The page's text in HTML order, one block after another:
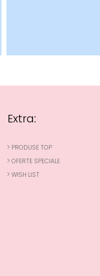
Extra:
PRODUSE TOP
OFERTE SPECIALE
WISH LIST